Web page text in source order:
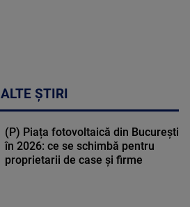
ALTE ȘTIRI
(P) Piața fotovoltaică din București
în 2026: ce se schimbă pentru
proprietarii de case și firme